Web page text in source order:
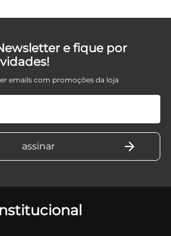
e fique por
emails com promoções da loja